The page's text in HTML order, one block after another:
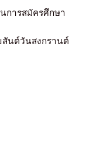
การสมัครศึกษา
นต์วันสงกรานต์